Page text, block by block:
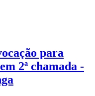
para
2ª chamada -